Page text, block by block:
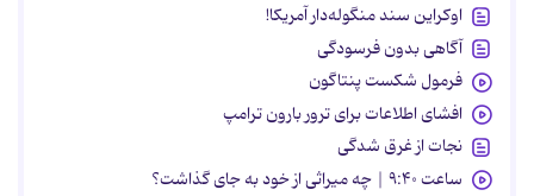
اوکراین سند منگوله‌دار آمریکا!
آگاهی بدون فرسودگی
فرمول شکست پنتاگون
افشای اطلاعات برای ترور بارون ترامپ
نجات از غرق شدگی
ساعت ۹:۴۰ | چه میراثی از خود به جای گذاشت؟